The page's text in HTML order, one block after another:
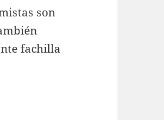
son
fachilla